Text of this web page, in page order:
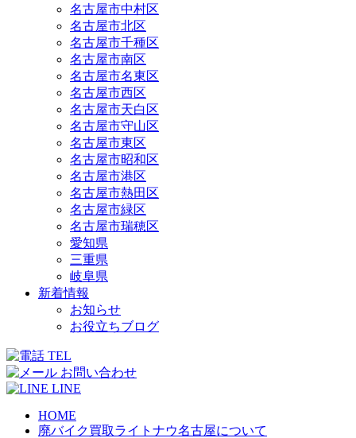
名古屋市中村区
名古屋市北区
名古屋市千種区
名古屋市南区
名古屋市名東区
名古屋市西区
名古屋市天白区
名古屋市守山区
名古屋市東区
名古屋市昭和区
名古屋市港区
名古屋市熱田区
名古屋市緑区
名古屋市瑞穂区
愛知県
三重県
岐阜県
新着情報
お知らせ
お役立ちブログ
TEL
お問い合わせ
LINE
HOME
廃バイク買取ライトナウ名古屋について